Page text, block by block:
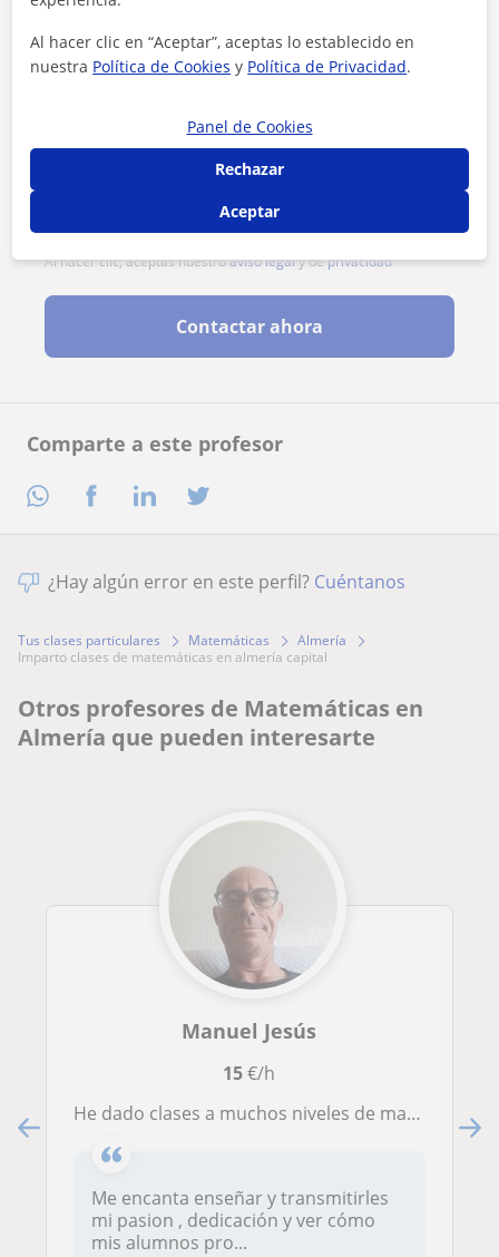
Comparte a este profesor
Al hacer clic, aceptas nuestroaviso legaly deprivacidad
Contactar ahora
¿Hay algún error en este perfil? Cuéntanos
Tus clases particulares Matemáticas
Almería
imparto clases de matemáticas en almería capital
Otros profesores de Matemáticas en
Almería que pueden interesarte
Manuel Jesús
15€/h
He dado clases a muchos niveles de matemáticas y física
Me encanta enseñar y transmitirles
mi pasion , dedicación y ver cómo
mis alumnos pro...
Al hacer clic en “Aceptar”, aceptas lo establecido en
nuestra Política de Cookies y Política de Privacidad.
Panel de Cookies
Rechazar
Aceptar